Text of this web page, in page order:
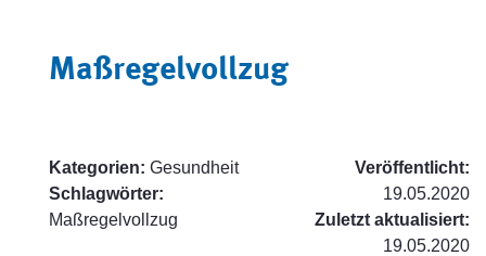
Maßregelvollzug
Kategorien: Gesundheit
Schlagwörter:
Maßregelvollzug
Veröffentlicht:
19.05.2020
Zuletzt aktualisiert:
19.05.2020